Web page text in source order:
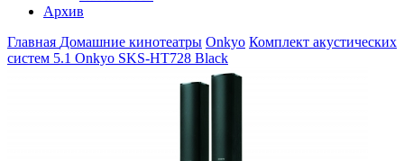
Архив
Главная Домашние кинотеатры Onkyo Комплект акустических
систем 5.1 Onkyo SKS-HT728 Black